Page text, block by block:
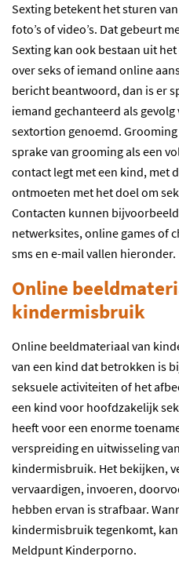
Sexting betekent het sturen
foto’s of video’s. Dat gebeurt
Sexting kan ook bestaan uit
over seks of iemand online
bericht beantwoord, dan is er
iemand gechanteerd als
sextortion genoemd.
sprake van grooming als een
contact legt met een kind, met
ontmoeten met het doel om
Contacten kunnen
netwerksites, online games of
sms en e-mail vallen hieronder.
Online
kindermisbruik
Online beeldmateriaal van
van een kind dat betrokken is
seksuele activiteiten of het
een kind voor hoofdzakelijk
heeft voor een enorme
verspreiding en uitwisseling
kindermisbruik. Het bekijken,
vervaardigen, invoeren,
hebben ervan is strafbaar.
kindermisbruik tegenkomt,
Meldpunt Kinderporno.